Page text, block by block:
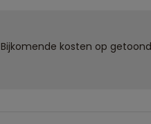
Bijkomende kosten op